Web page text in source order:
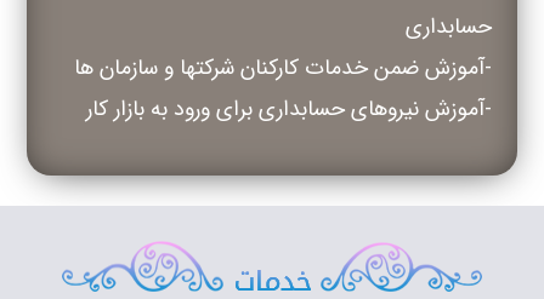
حسابداری
-آموزش ضمن خدمات کارکنان شرکتها و سازمان ها
-آموزش نیروهای حسابداری برای ورود به بازار کار